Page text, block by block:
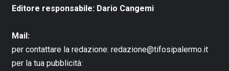
Editore responsabile: Dario Cangemi
Mail:
per contattare la redazione: redazione@tifosipalermo.it
per la tua pubblicità: